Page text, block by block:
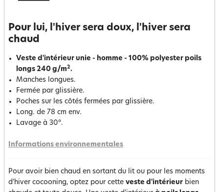
Pour lui, l'hiver sera doux, l'hiver sera
chaud
Veste d'intérieur unie - homme - 100% polyester poils
longs 240 g/m2.
Manches longues.
Fermée par glissière.
Poches sur les côtés fermées par glissière.
Long. de 78 cm env.
Lavage à 30°.
Informations environnementales
Pour avoir bien chaud en sortant du lit ou pour les moments
d'hiver cocooning, optez pour cette veste d'intérieur bien